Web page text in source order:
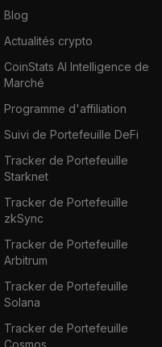
Blog
Actualités crypto
CoinStats AI Intelligence de
Marché
Programme d'affiliation
Suivi de Portefeuille DeFi
Tracker de Portefeuille
Starknet
Tracker de Portefeuille
zkSync
Tracker de Portefeuille
Arbitrum
Tracker de Portefeuille
Solana
Tracker de Portefeuille
Cosmos